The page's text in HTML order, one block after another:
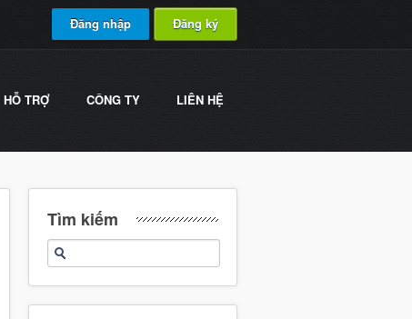
Đăng nhập Đăng ký
HỖ TRỢ CÔNG TY LIÊN HỆ
Tìm kiếm